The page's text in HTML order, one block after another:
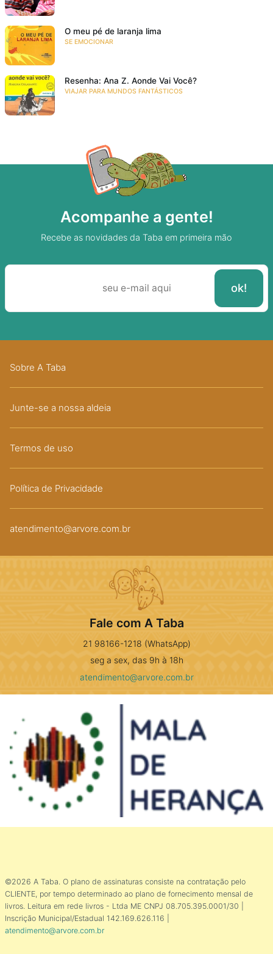
O meu pé de laranja lima
SE EMOCIONAR
Resenha: Ana Z. Aonde Vai Você?
VIAJAR PARA MUNDOS FANTÁSTICOS
Acompanhe a gente!
Recebe as novidades da Taba em primeira mão
Sobre A Taba
Junte-se a nossa aldeia
Termos de uso
Política de Privacidade
atendimento@arvore.com.br
Fale com A Taba
21 98166-1218 (WhatsApp)
seg a sex, das 9h à 18h
atendimento@arvore.com.br
©2026 A Taba. O plano de assinaturas consiste na contratação pelo
CLIENTE, por tempo determinado ao plano de fornecimento mensal de
livros. Leitura em rede livros - Ltda ME CNPJ 08.705.395.0001/30 |
Inscrição Municipal/Estadual 142.169.626.116 |
atendimento@arvore.com.br